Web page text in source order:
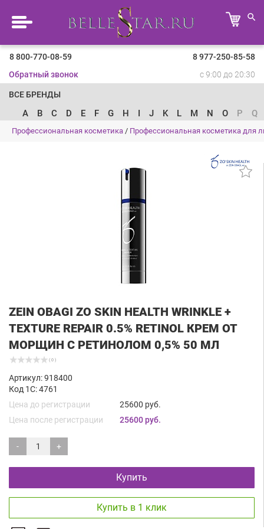
8 800-770-08-59
8 977-250-85-58
Обратный звонок
с 9:00 до 20:30
ВСЕ БРЕНДЫ
A B C D E F G H I J K L M N O P Q
Профессиональная косметика / Профессиональная косметика для
ZEIN OBAGI ZO SKIN HEALTH WRINKLE +
TEXTURE REPAIR 0.5% RETINOL КРЕМ ОТ
МОРЩИН С РЕТИНОЛОМ 0,5% 50 МЛ
( 0 )
Артикул: 918400
Код 1С: 4761
Цена до регистрации
25600 руб.
Цена после регистрации
25600 руб.
- +
Купить
Купить в 1 клик